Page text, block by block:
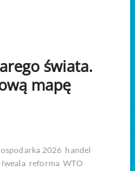
świata.
mapę
2026 handel
reforma WTO